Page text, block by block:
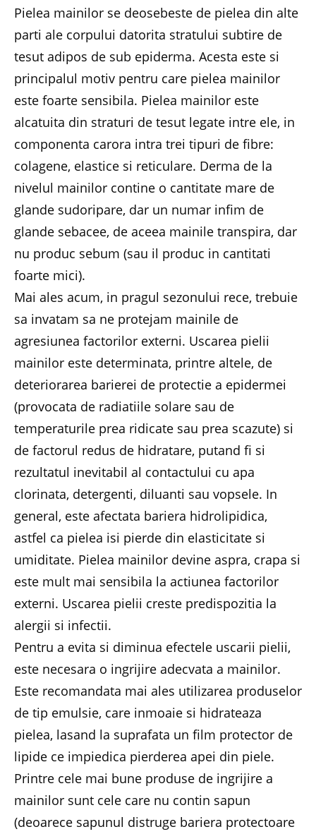
Pielea mainilor se deosebeste de pielea din alte
parti ale corpului datorita stratului subtire de
tesut adipos de sub epiderma. Acesta este si
principalul motiv pentru care pielea mainilor
este foarte sensibila. Pielea mainilor este
alcatuita din straturi de tesut legate intre ele, in
componenta carora intra trei tipuri de fibre:
colagene, elastice si reticulare. Derma de la
nivelul mainilor contine o cantitate mare de
glande sudoripare, dar un numar infim de
glande sebacee, de aceea mainile transpira, dar
nu produc sebum (sau il produc in cantitati
foarte mici).
Mai ales acum, in pragul sezonului rece, trebuie
sa invatam sa ne protejam mainile de
agresiunea factorilor externi. Uscarea pielii
mainilor este determinata, printre altele, de
deteriorarea barierei de protectie a epidermei
(provocata de radiatiile solare sau de
temperaturile prea ridicate sau prea scazute) si
de factorul redus de hidratare, putand fi si
rezultatul inevitabil al contactului cu apa
clorinata, detergenti, diluanti sau vopsele. In
general, este afectata bariera hidrolipidica,
astfel ca pielea isi pierde din elasticitate si
umiditate. Pielea mainilor devine aspra, crapa si
este mult mai sensibila la actiunea factorilor
externi. Uscarea pielii creste predispozitia la
alergii si infectii.
Pentru a evita si diminua efectele uscarii pielii,
este necesara o ingrijire adecvata a mainilor.
Este recomandata mai ales utilizarea produselor
de tip emulsie, care inmoaie si hidrateaza
pielea, lasand la suprafata un film protector de
lipide ce impiedica pierderea apei din piele.
Printre cele mai bune produse de ingrijire a
mainilor sunt cele care nu contin sapun
(deoarece sapunul distruge bariera protectoare